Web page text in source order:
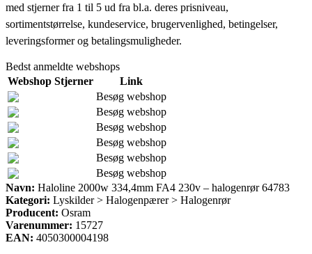
med stjerner fra 1 til 5 ud fra bl.a. deres prisniveau,
sortimentstørrelse, kundeservice, brugervenlighed, betingelser,
leveringsformer og betalingsmuligheder.
Bedst anmeldte webshops
Webshop Stjerner
Link
Besøg webshop
Besøg webshop
Besøg webshop
Besøg webshop
Besøg webshop
Besøg webshop
Navn: Haloline 2000w 334,4mm FA4 230v – halogenrør 64783
Kategori: Lyskilder > Halogenpærer > Halogenrør
Producent: Osram
Varenummer: 15727
EAN: 4050300004198